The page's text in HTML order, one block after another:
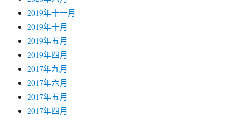
2019年十一月
2019年十月
2019年五月
2019年四月
2017年九月
2017年六月
2017年五月
2017年四月